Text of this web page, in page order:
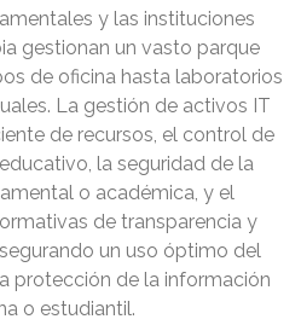
y las instituciones
gestionan un vasto parque
de oficina hasta laboratorios
La gestión de activos IT
de recursos, el control de
la seguridad de la
o académica, y el
de transparencia y
un uso óptimo del
protección de la información
o estudiantil.